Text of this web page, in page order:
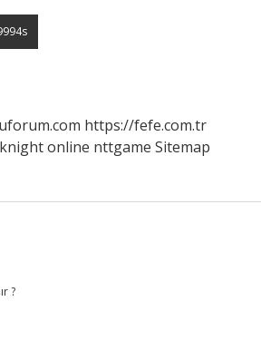
https://fefe.com.tr
knight online nttgame Sitemap
?